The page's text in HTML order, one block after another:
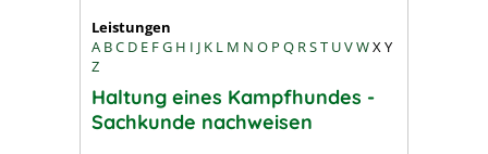
Leistungen
A BC D E FG H I J K L M N O P Q RST UVWXY
Z
Haltung eines Kampfhundes -
Sachkunde nachweisen